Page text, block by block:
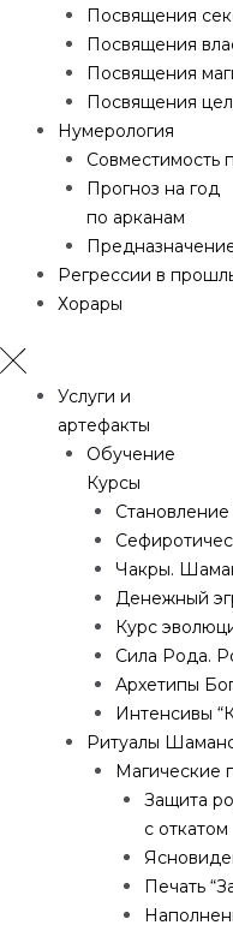
Посвящения
Посвящения
Посвящения
Посвящения
Нумерология
Совместимость
Прогноз на год
по арканам
Регрессии в
Хорары
Услуги и
артефакты
Обучение
Курсы
Чакры.
Денежный
Курс
Сила Рода.
Архетипы
Интенсивы
Ритуалы
Магические
Защита
с откатом
Печать